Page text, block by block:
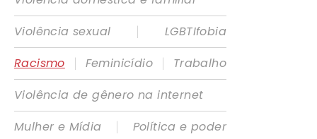
Violência sexual
|
LGBTIfobia
Racismo
| Feminicídio |
Trabalho
Violência de gênero na internet
Mulher e Mídia
|
Política e poder